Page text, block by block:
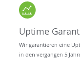
Uptime
Wir garantieren eine
in den vergangen 5